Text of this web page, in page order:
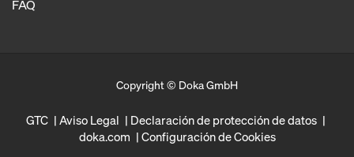
FAQ
Copyright © Doka GmbH
GTC Aviso Legal
Declaración de protección de datos
doka.com
Configuración de Cookies